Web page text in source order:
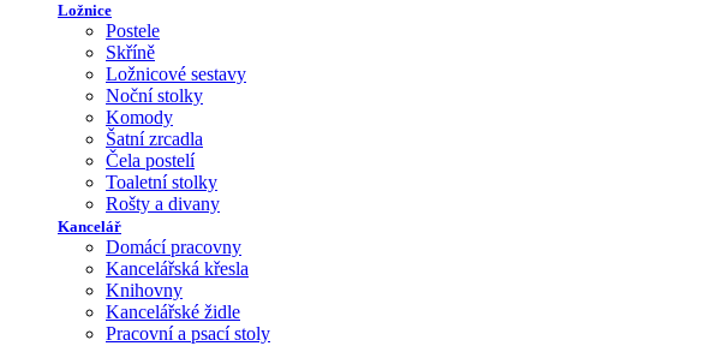
Ložnice
Postele
Skříně
Ložnicové sestavy
Noční stolky
Komody
Šatní zrcadla
Čela postelí
Toaletní stolky
Rošty a divany
Kancelář
Domácí pracovny
Kancelářská křesla
Knihovny
Kancelářské židle
Pracovní a psací stoly